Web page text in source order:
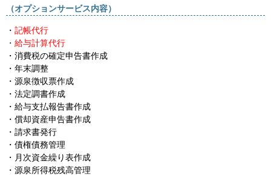
（オプションサービス内容）
・ 記帳代行
・ 給与計算代行
・消費税の確定申告書作成
・年末調整
・源泉徴収票作成
・法定調書作成
・給与支払報告書作成
・償却資産申告書作成
・請求書発行
・債権債務管理
・月次資金繰り表作成
・源泉所得税残高管理